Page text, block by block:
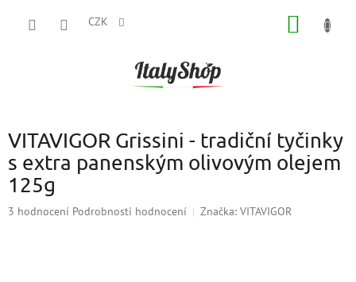
CZK
VITAVIGOR Grissini - tradiční tyčinky
s extra panenským olivovým olejem
125g
Průměrné
3 hodnocení Podrobnosti hodnocení Značka: VITAVIGOR